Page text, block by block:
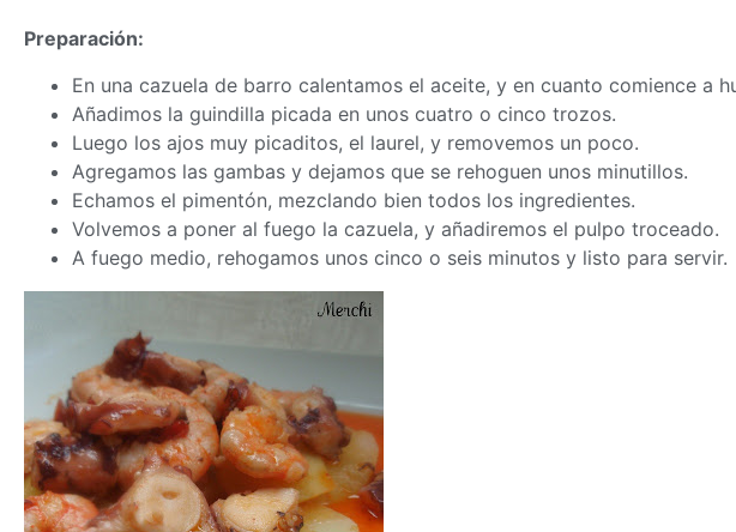
Preparación:
En una cazuela de barro calentamos el aceite, y en cuanto comience a
Añadimos la guindilla picada en unos cuatro o cinco trozos.
Luego los ajos muy picaditos, el laurel, y removemos un poco.
Agregamos las gambas y dejamos que se rehoguen unos minutillos.
Echamos el pimentón, mezclando bien todos los ingredientes.
Volvemos a poner al fuego la cazuela, y añadiremos el pulpo troceado.
A fuego medio, rehogamos unos cinco o seis minutos y listo para servir.